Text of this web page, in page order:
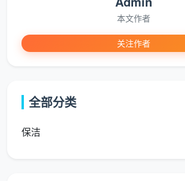
寓、大型商场超市以及写字楼的竣工开
[reference:-404]。通过专业的工程突
洗重型装备，能在约定时间内让建筑环
成都天均安洁保洁覆盖的全面
为方便成都及周边地区的政企
本文作者
关注作者
全部分类
保洁